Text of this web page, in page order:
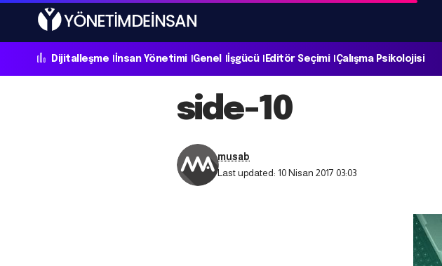
Dijitalleşme İnsan Yönetimi Genel İşgücü Editör Seçimi Çalışma Psikolojisi
side-10
Last updated: 10 Nisan 2017 03:03
musab